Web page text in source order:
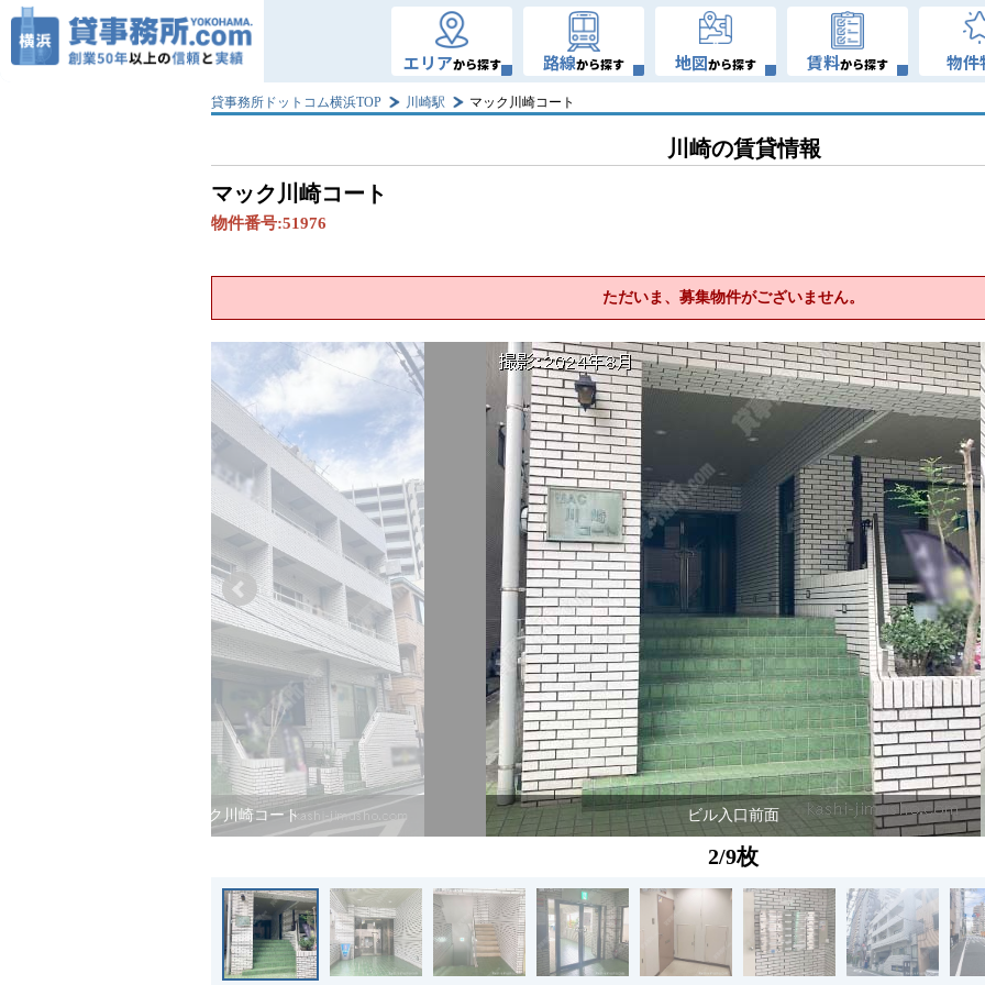
エリアから探す 路線から探す 地図から探す 賃料から探す 物件
貸事務所ドットコム横浜TOP 川崎駅 マック川崎コート
川崎の賃貸情報
マック川崎コート
物件番号:51976
ただいま、募集物件がございません。
マック川崎コート ビル入口前面
2/9枚